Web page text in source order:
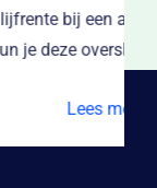
af?
OAKK.